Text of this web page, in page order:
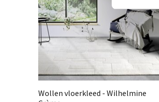
Wollen vloerkleed - Wilhelmine